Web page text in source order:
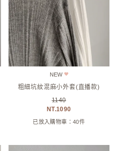
NEW
粗細坑紋混麻小外套(直播款)
1140
1090
已放入購物車：40件